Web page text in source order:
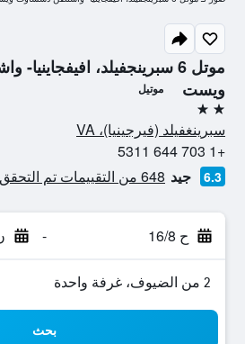
موتل 6 سبرينجفيلد،
ويست
موتيل
2 نجمتين
سبرينغفيلد (فيرجينيا)، VA
+1 703 644 5311
6.3 جيد 648 من التقييمات تم التحقق منها
ح 16/8 - ن
2 من الضيوف، غرفة واحدة
بحث